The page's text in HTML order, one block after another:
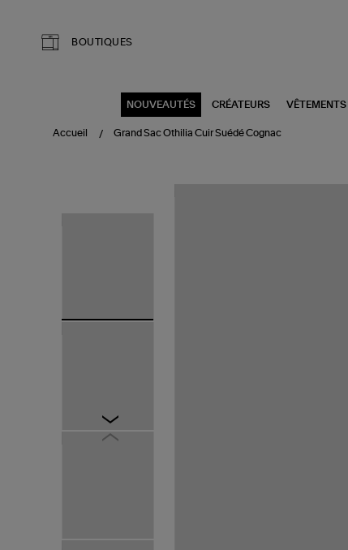
BOUTIQUES
NOUVEAUTÉS CRÉATEURS VÊTEMENTS
Accueil Grand Sac Othilia Cuir Suédé Cognac